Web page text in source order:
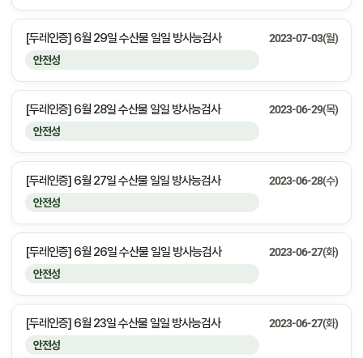
안전성
[두레인증] 6월 29일 수산물 일일 방사능검사 2023-07-03(월)
안전성
[두레인증] 6월 28일 수산물 일일 방사능검사 2023-06-29(목)
안전성
[두레인증] 6월 27일 수산물 일일 방사능검사 2023-06-28(수)
안전성
[두레인증] 6월 26일 수산물 일일 방사능검사 2023-06-27(화)
안전성
[두레인증] 6월 23일 수산물 일일 방사능검사 2023-06-27(화)